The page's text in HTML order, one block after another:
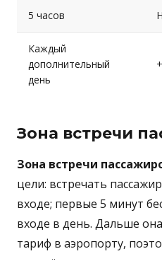
5 часов
Каждый
дополнительный
день
Зона встречи
Зона встречи
цели: встречать
входе; первые 5 минут
входе в день. Дальше
тариф в аэропорту,